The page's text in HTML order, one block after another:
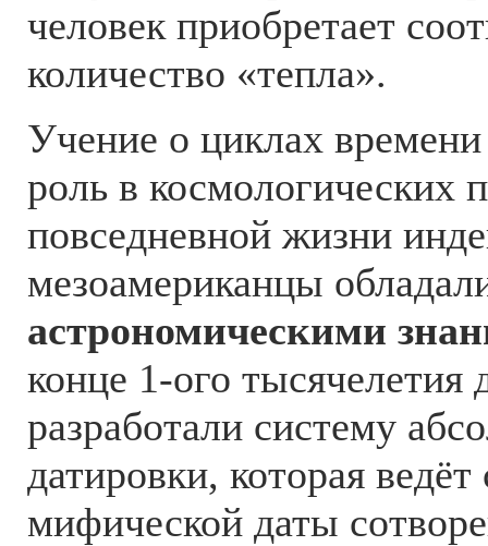
человек приобретает
количество «тепла».
Учение о циклах
роль в космологических
повседневной жизни
мезоамериканцы
астрономическими
конце 1-ого
разработали систему
датировки, которая ведёт
мифической даты